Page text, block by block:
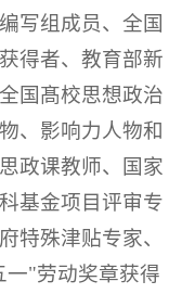
写组成员、全国
得者、教育部新
国髙校思想政治
、影响力人物和
政课教师、国家
基金项目评审专
特殊津贴专家、
一"劳动奖章获得